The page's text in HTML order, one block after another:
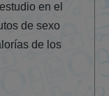
en el
de sexo
de los